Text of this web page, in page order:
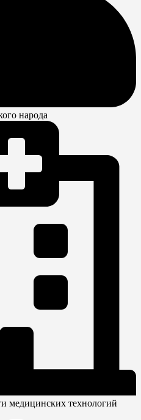
народа
медицинских технологий